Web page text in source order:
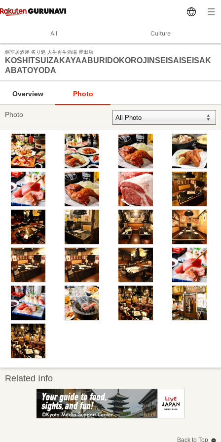
All Culture
個室居酒屋 炙り処 人生再生酒場 豊田店
KOSHITSUIZAKAYAABURIDOKOROJINSEISAISEISAK
ABATOYODA
Overview Photo
Photo
Related Info
Back to Top